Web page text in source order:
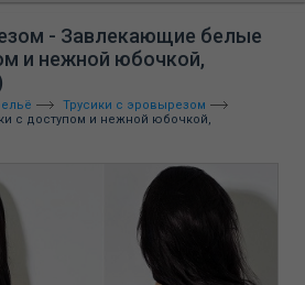
- Завлекающие белые
и нежной юбочкой,
Трусики с эровырезом
с доступом и нежной юбочкой,